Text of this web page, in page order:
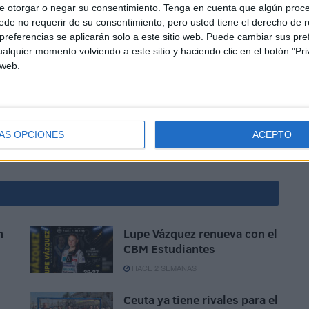
otorgar o negar su consentimiento. Tenga en cuenta que algún
no requerir de su consentimiento, pero usted tiene el derecho de
se aplicarán solo a este sitio web. Puede cambiar sus
momento volviendo a este sitio y haciendo clic en el botón
OPCIONES ACEPTO
a la afición caballa la pasada temporada en ‘La
Plata, donde todo el pabellón ceutí vibró con las
casa tienen que hacer de ‘La Libertad’ un fortín
que saber que será muy difícil ganar al Balonmano
Lupe Vázquez renueva con el
CBM Estudiantes
HACE 2 SEMANAS
Ceuta ya tiene rivales para el